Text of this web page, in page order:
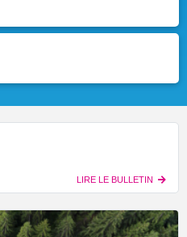
LIRE LE BULLETIN